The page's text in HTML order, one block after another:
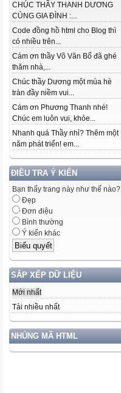
CHÚC THẦY THANH DƯƠNG
CÙNG GIA ĐÌNH :...
Code đồng hồ html cho Blog thì
có nhiều trên...
Cám ơn thầy Võ Văn Bổ đã ghé
thăm nhà,...
Chúc thầy Dương một mùa hè
tràn đầy niềm vui...
Cám ơn Phương Thanh nhé!
Chúc em luôn vui, khỏe...
Nhanh quá Thầy nhỉ? Thêm một
năm phát triển! em...
ĐIỀU TRA Ý KIẾN
Bạn thấy trang này như thế nào?
Đẹp
Đơn điệu
Bình thường
Ý kiến khác
SẮP XẾP DỮ LIỆU
Mới nhất
Tải nhiều nhất
NHÚNG MÃ HTML